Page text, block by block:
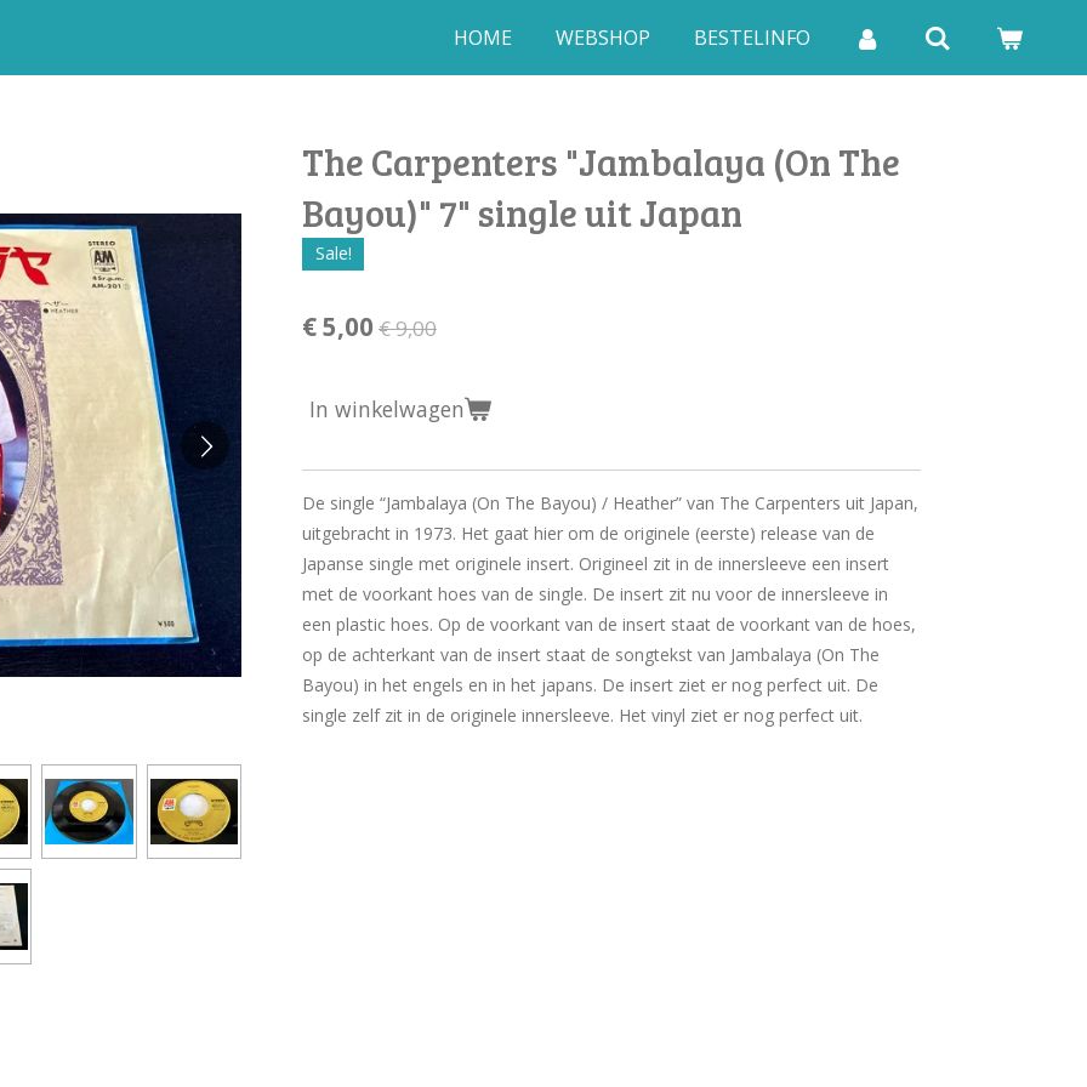
HOME WEBSHOP BESTELINFO
The Carpenters "Jambalaya (On The
Bayou)" 7" single uit Japan
Sale!
€ 5,00 € 9,00
In winkelwagen
De single “Jambalaya (On The Bayou) / Heather” van The Carpenters uit Japan,
uitgebracht in 1973. Het gaat hier om de originele (eerste) release van de
Japanse single met originele insert. Origineel zit in de innersleeve een insert
met de voorkant hoes van de single. De insert zit nu voor de innersleeve in
een plastic hoes. Op de voorkant van de insert staat de voorkant van de hoes,
op de achterkant van de insert staat de songtekst van Jambalaya (On The
Bayou) in het engels en in het japans. De insert ziet er nog perfect uit. De
single zelf zit in de originele innersleeve. Het vinyl ziet er nog perfect uit.